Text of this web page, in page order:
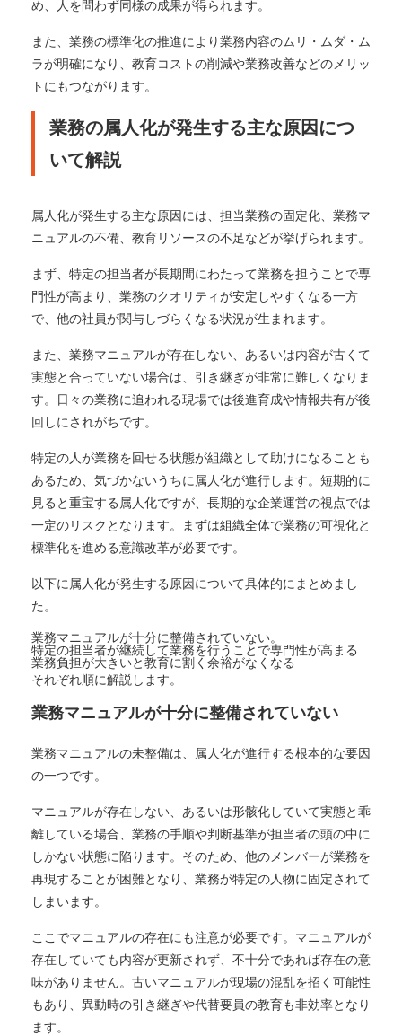
め、人を問わず同様の成果が得られます。
また、業務の標準化の推進により業務内容のムリ・ムダ・ム
ラが明確になり、教育コストの削減や業務改善などのメリッ
トにもつながります。
業務の属人化が発生する主な原因につ
いて解説
属人化が発生する主な原因には、担当業務の固定化、業務マ
ニュアルの不備、教育リソースの不足などが挙げられます。
まず、特定の担当者が長期間にわたって業務を担うことで専
門性が高まり、業務のクオリティが安定しやすくなる一方
で、他の社員が関与しづらくなる状況が生まれます。
また、業務マニュアルが存在しない、あるいは内容が古くて
実態と合っていない場合は、引き継ぎが非常に難しくなりま
す。日々の業務に追われる現場では後進育成や情報共有が後
回しにされがちです。
特定の人が業務を回せる状態が組織として助けになることも
あるため、気づかないうちに属人化が進行します。短期的に
見ると重宝する属人化ですが、長期的な企業運営の視点では
一定のリスクとなります。まずは組織全体で業務の可視化と
標準化を進める意識改革が必要です。
以下に属人化が発生する原因について具体的にまとめまし
た。
業務マニュアルが十分に整備されていない。
特定の担当者が継続して業務を行うことで専門性が高まる
業務負担が大きいと教育に割く余裕がなくなる
それぞれ順に解説します。
業務マニュアルが十分に整備されていない
業務マニュアルの未整備は、属人化が進行する根本的な要因
の一つです。
マニュアルが存在しない、あるいは形骸化していて実態と乖
離している場合、業務の手順や判断基準が担当者の頭の中に
しかない状態に陥ります。そのため、他のメンバーが業務を
再現することが困難となり、業務が特定の人物に固定されて
しまいます。
ここでマニュアルの存在にも注意が必要です。マニュアルが
存在していても内容が更新されず、不十分であれば存在の意
味がありません。古いマニュアルが現場の混乱を招く可能性
もあり、異動時の引き継ぎや代替要員の教育も非効率となり
ます。